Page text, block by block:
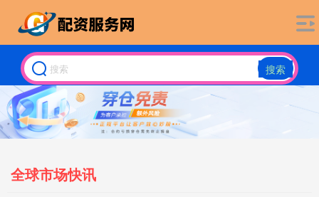
搜索
全球市场快讯